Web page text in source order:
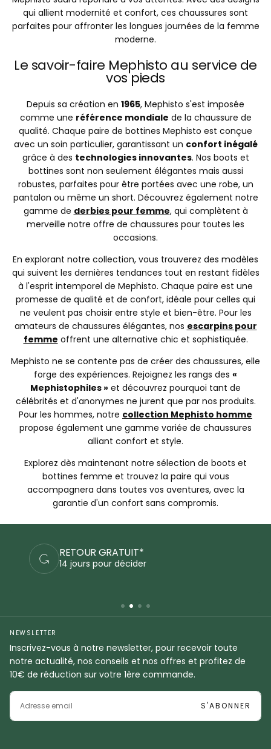
qui allient modernité et confort, ces chaussures sont
parfaites pour affronter les longues journées de la femme
moderne.
Le savoir-faire Mephisto au service de
vos pieds
Depuis sa création en 1965, Mephisto s'est imposée
comme une référence mondiale de la chaussure de
qualité. Chaque paire de bottines Mephisto est conçue
avec un soin particulier, garantissant un confort inégalé
grâce à des technologies innovantes. Nos boots et
bottines sont non seulement élégantes mais aussi
robustes, parfaites pour être portées avec une robe, un
pantalon ou même un short. Découvrez également notre
gamme de derbies pour femme, qui complètent à
merveille notre offre de chaussures pour toutes les
occasions.
En explorant notre collection, vous trouverez des modèles
qui suivent les dernières tendances tout en restant fidèles
à l'esprit intemporel de Mephisto. Chaque paire est une
promesse de qualité et de confort, idéale pour celles qui
ne veulent pas choisir entre style et bien-être. Pour les
amateurs de chaussures élégantes, nos escarpins pour
femme offrent une alternative chic et sophistiquée.
Mephisto ne se contente pas de créer des chaussures, elle
forge des expériences. Rejoignez les rangs des «
Mephistophiles » et découvrez pourquoi tant de
célébrités et d'anonymes ne jurent que par nos produits.
Pour les hommes, notre collection Mephisto homme
propose également une gamme variée de chaussures
alliant confort et style.
Explorez dès maintenant notre sélection de boots et
bottines femme et trouvez la paire qui vous
accompagnera dans toutes vos aventures, avec la
garantie d'un confort sans compromis.
PAIEMENTS SÉCURISÉS
Commandez en sécurité
NEWSLETTER
Inscrivez-vous à notre newsletter, pour recevoir toute
notre actualité, nos conseils et nos offres et profitez de
10€ de réduction sur votre 1ère commande.
EMAIL
S'ABONNER